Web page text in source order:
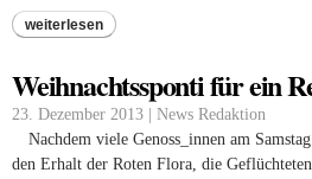
weiterlesen
Weihnachtssponti für ein
23. Dezember 2013 | News Redaktion
Nachdem viele Genoss_innen am
den Erhalt der Roten Flora, die